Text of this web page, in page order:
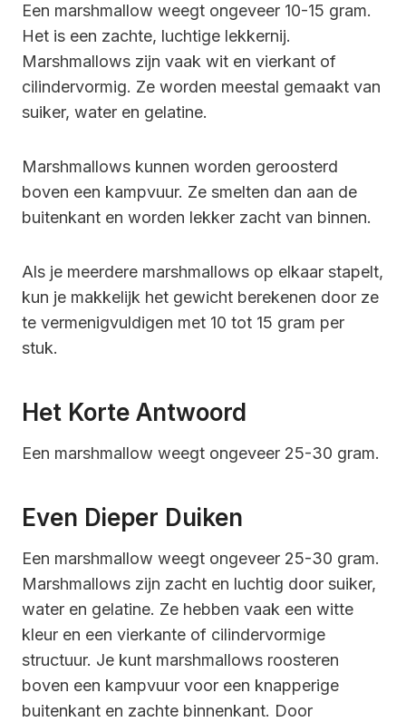
Een marshmallow weegt ongeveer 10-15 gram.
Het is een zachte, luchtige lekkernij.
Marshmallows zijn vaak wit en vierkant of
cilindervormig. Ze worden meestal gemaakt van
suiker, water en gelatine.
Marshmallows kunnen worden geroosterd
boven een kampvuur. Ze smelten dan aan de
buitenkant en worden lekker zacht van binnen.
Als je meerdere marshmallows op elkaar stapelt,
kun je makkelijk het gewicht berekenen door ze
te vermenigvuldigen met 10 tot 15 gram per
stuk.
Het Korte Antwoord
Een marshmallow weegt ongeveer 25-30 gram.
Even Dieper Duiken
Een marshmallow weegt ongeveer 25-30 gram.
Marshmallows zijn zacht en luchtig door suiker,
water en gelatine. Ze hebben vaak een witte
kleur en een vierkante of cilindervormige
structuur. Je kunt marshmallows roosteren
boven een kampvuur voor een knapperige
buitenkant en zachte binnenkant. Door